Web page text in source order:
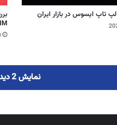
تاپ ایسوس در بازار ایران
نمایش 2 دیدگاه